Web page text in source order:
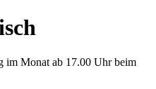
im Monat ab 17.00 Uhr beim